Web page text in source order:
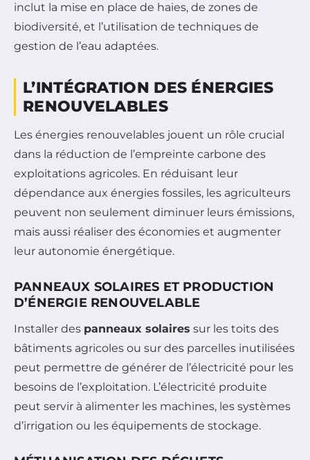
inclut la mise en place de haies, de zones de
biodiversité, et l’utilisation de techniques de
gestion de l’eau adaptées.
L’INTÉGRATION DES ÉNERGIES
RENOUVELABLES
Les énergies renouvelables jouent un rôle crucial
dans la réduction de l’empreinte carbone des
exploitations agricoles. En réduisant leur
dépendance aux énergies fossiles, les agriculteurs
peuvent non seulement diminuer leurs émissions,
mais aussi réaliser des économies et augmenter
leur autonomie énergétique.
PANNEAUX SOLAIRES ET PRODUCTION
D’ÉNERGIE RENOUVELABLE
Installer des panneaux solaires sur les toits des
bâtiments agricoles ou sur des parcelles inutilisées
peut permettre de générer de l’électricité pour les
besoins de l’exploitation. L’électricité produite
peut servir à alimenter les machines, les systèmes
d’irrigation ou les équipements de stockage.